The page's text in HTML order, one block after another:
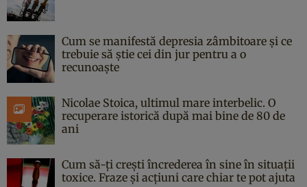
Cum se manifestă depresia zâmbitoare și ce
trebuie să știe cei din jur pentru a o
recunoaște
Nicolae Stoica, ultimul mare interbelic. O
recuperare istorică după mai bine de 80 de
ani
Cum să-ți crești încrederea în sine în situații
toxice. Fraze și acțiuni care chiar te pot ajuta